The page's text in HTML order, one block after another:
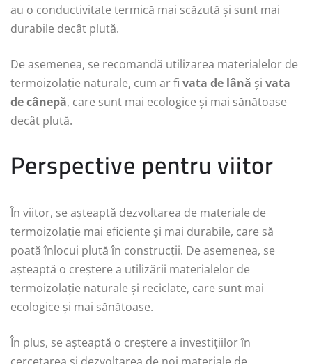
au o conductivitate termică mai scăzută și sunt mai
durabile decât plută.
De asemenea, se recomandă utilizarea materialelor de
termoizolație naturale, cum ar fi vata de lână și vata
de cânepă, care sunt mai ecologice și mai sănătoase
decât plută.
Perspective pentru viitor
În viitor, se așteaptă dezvoltarea de materiale de
termoizolație mai eficiente și mai durabile, care să
poată înlocui plută în construcții. De asemenea, se
așteaptă o creștere a utilizării materialelor de
termoizolație naturale și reciclate, care sunt mai
ecologice și mai sănătoase.
În plus, se așteaptă o creștere a investițiilor în